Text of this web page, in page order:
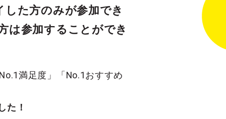
た方のみが参加でき
は参加することができ
満足度」「No.1おすすめ
た！